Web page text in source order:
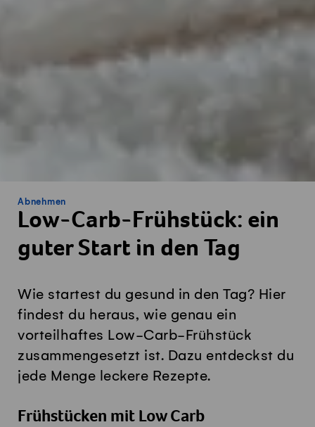
Abnehmen
Low-Carb-Frühstück: ein
guter Start in den Tag
Wie startest du gesund in den Tag? Hier
findest du heraus, wie genau ein
vorteilhaftes Low-Carb-Frühstück
zusammengesetzt ist. Dazu entdeckst du
jede Menge leckere Rezepte.
Frühstücken mit Low Carb